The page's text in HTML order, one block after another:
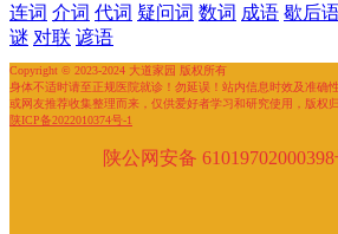
连词 介词 代词 疑问词 数词 成语 歇后
谜 对联 谚语
Copyright © 2023-2024 大道家园 版权所有
身体不适时请至正规医院就诊！勿延误！站内信息时效及准确
或网友推荐收集整理而来，仅供爱好者学习和研究使用，版权
陕ICP备2022010374号-1
陕公网安备